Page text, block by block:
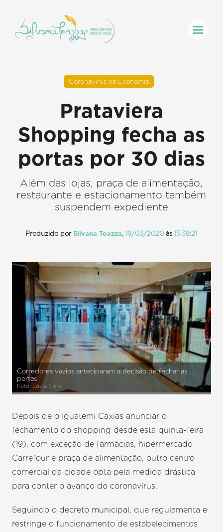
Coronavírus na Economia
Prataviera
Shopping fecha as
portas por 30 dias
Além das lojas, praça de alimentação,
restaurante e estacionamento também
suspendem expediente
Produzido porSilvana Toazza,19/03/2020 às15:38:21
Corredores vazios anteciparam a decisão de fechar as
portas
Foto: Lúcia Nora
Depois de o Iguatemi Caxias anunciar o
fechamento do shopping desde esta quinta-feira
(19), com exceção de farmácias, hipermercado
Carrefour e praça de alimentação, outro centro
comercial da cidade opta pela medida drástica
para conter o avanço do coronavírus.
Seguindo o decreto municipal, que regulamenta e
restringe o funcionamento de estabelecimentos